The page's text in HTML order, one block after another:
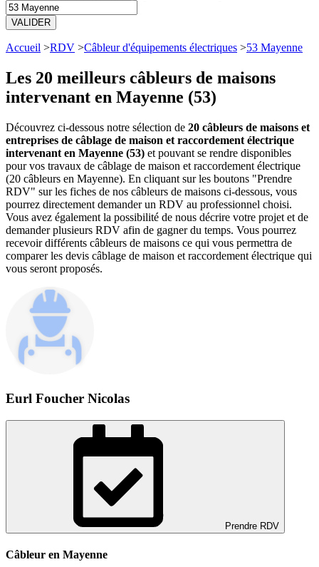
VALIDER
Accueil >RDV >Câbleur d'équipements électriques >53 Mayenne
Les 20 meilleurs câbleurs de maisons
intervenant en Mayenne (53)
Découvrez ci-dessous notre sélection de 20 câbleurs de maisons et
entreprises de câblage de maison et raccordement électrique
intervenant en Mayenne (53) et pouvant se rendre disponibles
pour vos travaux de câblage de maison et raccordement électrique
(20 câbleurs en Mayenne). En cliquant sur les boutons "Prendre
RDV" sur les fiches de nos câbleurs de maisons ci-dessous, vous
pourrez directement demander un RDV au professionnel choisi.
Vous avez également la possibilité de nous décrire votre projet et de
demander plusieurs RDV afin de gagner du temps. Vous pourrez
recevoir différents câbleurs de maisons ce qui vous permettra de
comparer les devis câblage de maison et raccordement électrique qui
vous seront proposés.
Eurl Foucher Nicolas
Prendre RDV
Câbleur en Mayenne